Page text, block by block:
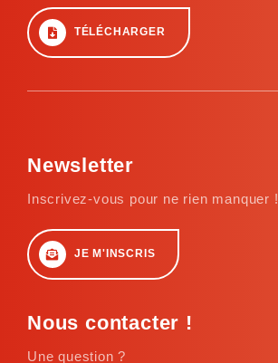
TÉLÉCHARGER
Newsletter
Inscrivez-vous pour ne rien manquer !
JE M'INSCRIS
Nous contacter !
Une question ?